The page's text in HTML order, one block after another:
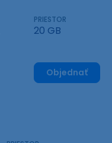
PRIESTOR
20 GB
Objednať